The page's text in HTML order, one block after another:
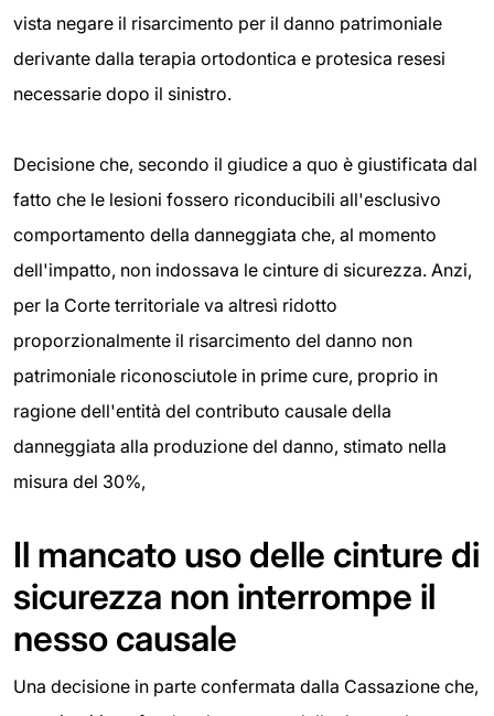
vista negare il risarcimento per il danno patrimoniale
derivante dalla terapia ortodontica e protesica resesi
necessarie dopo il sinistro.
Decisione che, secondo il giudice a quo è giustificata dal
fatto che le lesioni fossero riconducibili all'esclusivo
comportamento della danneggiata che, al momento
dell'impatto, non indossava le cinture di sicurezza. Anzi,
per la Corte territoriale va altresì ridotto
proporzionalmente il risarcimento del danno non
patrimoniale riconosciutole in prime cure, proprio in
ragione dell'entità del contributo causale della
danneggiata alla produzione del danno, stimato nella
misura del 30%,
Il mancato uso delle cinture di
sicurezza non interrompe il
nesso causale
Una decisione in parte confermata dalla Cassazione che,